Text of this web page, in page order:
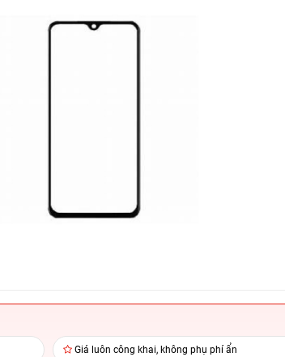
Giá luôn công khai, không phụ phí ẩn